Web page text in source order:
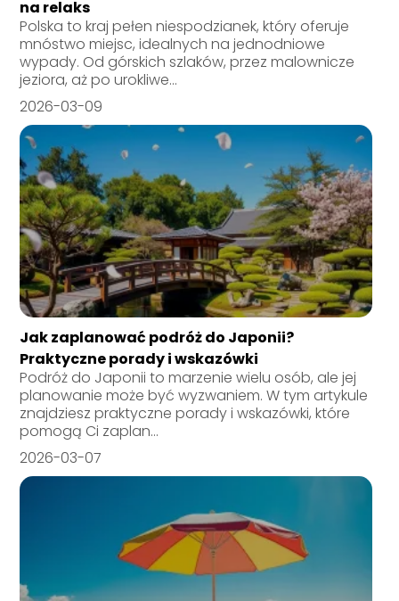
na relaks
Polska to kraj pełen niespodzianek, który oferuje
mnóstwo miejsc, idealnych na jednodniowe
wypady. Od górskich szlaków, przez malownicze
jeziora, aż po urokliwe...
2026-03-09
Jak zaplanować podróż do Japonii?
Praktyczne porady i wskazówki
Podróż do Japonii to marzenie wielu osób, ale jej
planowanie może być wyzwaniem. W tym artykule
znajdziesz praktyczne porady i wskazówki, które
pomogą Ci zaplan...
2026-03-07